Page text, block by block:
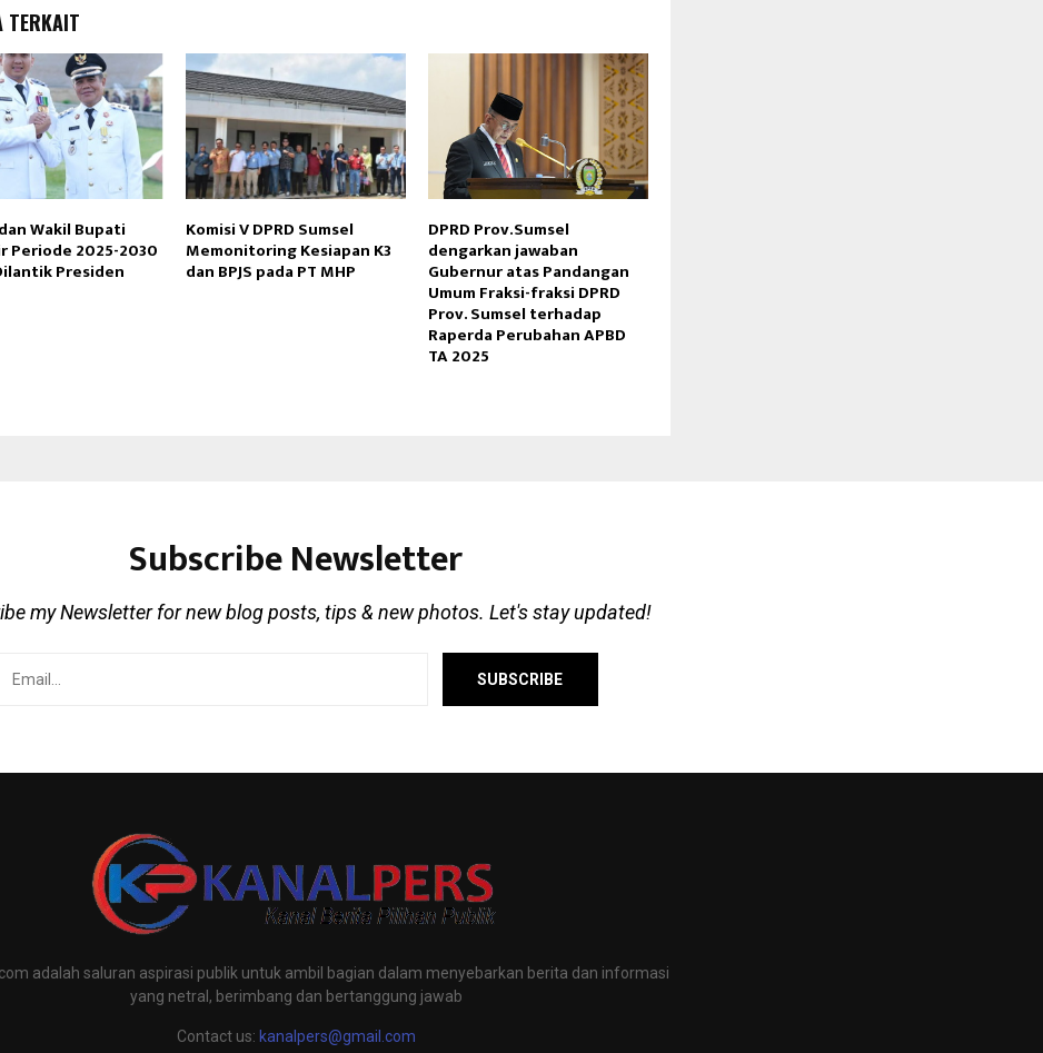
TERKAIT
Wakil Bupati
Periode 2025-2030
Presiden
Komisi V DPRD Sumsel
Memonitoring Kesiapan K3
dan BPJS pada PT MHP
DPRD Prov.Sumsel
dengarkan jawaban
Gubernur atas Pandangan
Umum Fraksi-fraksi DPRD
Prov. Sumsel terhadap
Raperda Perubahan APBD
TA 2025
Subscribe Newsletter
my Newsletter for new blog posts, tips & new photos. Let's stay updated!
adalah saluran aspirasi publik untuk ambil bagian dalam menyebarkan berita dan informasi
yang netral, berimbang dan bertanggung jawab
Contact us: kanalpers@gmail.com